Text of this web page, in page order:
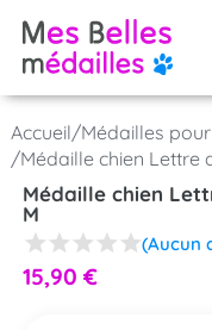
Accueil/Médailles
/Médaille chien Lettre
Médaille chien
M
(Aucun
15,90 €